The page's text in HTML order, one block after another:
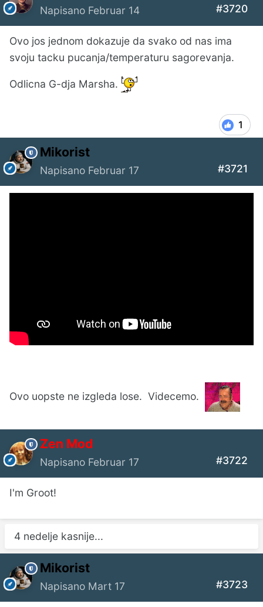
Napisano Februar 14 #3720
Ovo jos jednom dokazuje da svako od nas ima
svoju tacku pucanja/temperaturu sagorevanja.
Odlicna G-dja Marsha.
1
Mikorist
Napisano Februar 17 #3721
Ovo uopste ne izgleda lose. Videcemo.
Zen Mod
Napisano Februar 17 #3722
I'm Groot!
4 nedelje kasnije...
Mikorist
Napisano Mart 17 #3723